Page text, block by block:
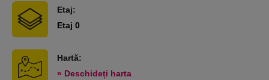
Etaj:
Etaj 0
Hartă:
» Deschideți harta